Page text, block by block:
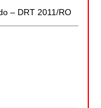
– DRT 2011/RO